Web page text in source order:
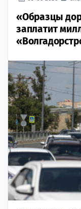
«Образцы
заплатит